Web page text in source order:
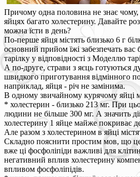
Причому одна половина не знає
яйцях багато холестерину. Давайте
можна їсти в день?
По-перше яйця містять близько 6 г
основний прийом їжі забезпечать вас
тарілку у відповідності з Моделлю
А по-друге, страви з яєць готуються
швидкого приготування відмінного
наприклад, яйця - річ не замінима.
В одному звичайному курячому яйці
* холестерин - близько 213 мг. При
людини не більше 300 мг. А значить
холестерину 1 яйце майже покриває
Але разом з холестерином в яйці
Складно пояснити простим мов, що
вже ці фосфоліпіди важливі для
негативний вплив холестерину
впливом фосфоліпідів.